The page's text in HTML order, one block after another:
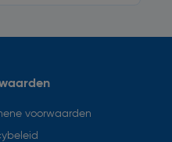
voorwaarden